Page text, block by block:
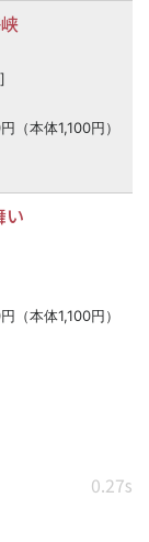
（本体1,100円）
い
（本体1,100円）
0.27s